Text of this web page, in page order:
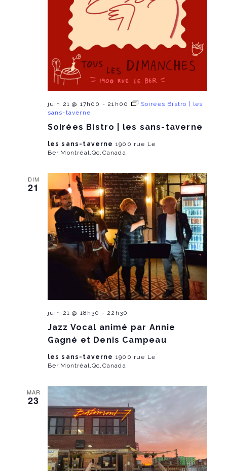
Soirées Bistro | les sans-taverne
juin 21 @ 17h00 - 21h00
Soirées Bistro | les
sans-taverne
les sans-taverne 1900 rue Le
Ber,Montréal,Qc,Canada
DIM
21
Jazz Vocal animé par Annie
Gagné et Denis Campeau
juin 21 @ 18h30 - 22h30
les sans-taverne 1900 rue Le
Ber,Montréal,Qc,Canada
MAR
23